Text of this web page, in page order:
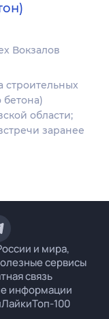
Вокзалов
строительных
бетона)
области;
заранее
и мира,
сервисы
связь
информации
ЛайкиТоп-100